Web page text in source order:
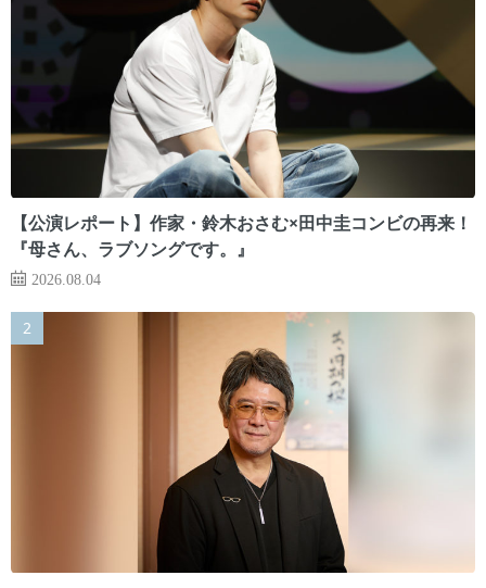
【公演レポート】作家・鈴木おさむ×田中圭コンビの再来！
『母さん、ラブソングです。』
2026.08.04